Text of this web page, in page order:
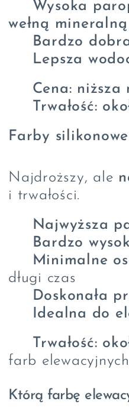
Wysoka
wełną
Bardzo
Lepsza
Cena:
Trwałość:
Farby silikonowe
Najdroższy, ale
i trwałości.
Najwyższa
Bardzo
Minimalne
długi czas
Doskonała
Idealna do
Trwałość:
farb
Którą farbę